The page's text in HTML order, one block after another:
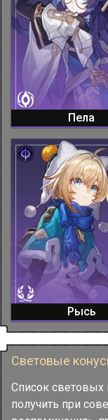
Пела
Рысь
Световые
Список
получить при